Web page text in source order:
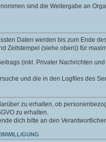
sind die Weitergabe an
Daten werden bis zum Ende
Zeitstempel (siehe oben)) für
(inkl. Privater Nachrichten
und die in den Logfiles des
zu erhalten, ob
zu erhalten.
dich bitte an den